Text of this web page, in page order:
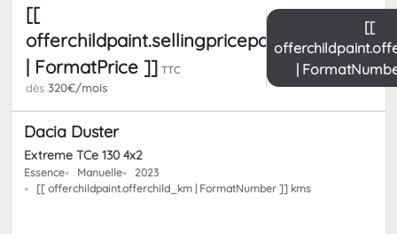
[[
offerchildpaint.sellingpricepart_ttc
| FormatPrice ]] TTC
dès 320€/mois
[[
|
Dacia Duster
Extreme TCe 130 4x2
Essence Manuelle
2023
[[ offerchildpaint.offerchild_km | FormatNumber ]] kms